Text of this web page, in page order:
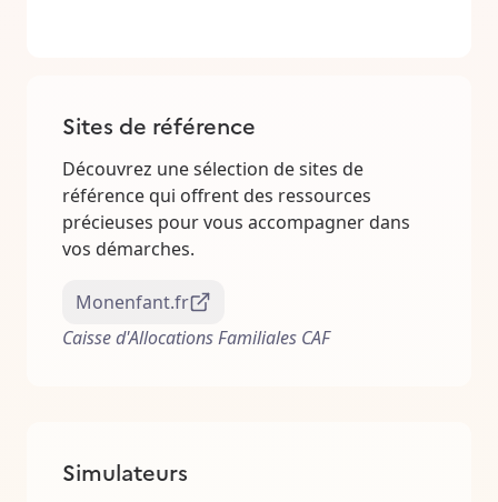
Sites de référence
Découvrez une sélection de sites de
référence qui offrent des ressources
précieuses pour vous accompagner dans
vos démarches.
Monenfant.fr
Caisse d'Allocations Familiales CAF
Simulateurs